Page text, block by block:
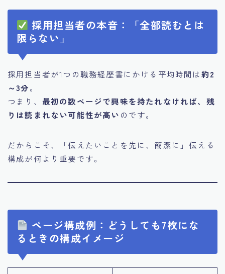
採用担当者の本音：「全部読むとは
限らない」
採用担当者が1つの職務経歴書にかける平均時間は約2
～3分。
つまり、 最初の数ページで興味を持たれなければ、残
りは読まれない可能性が高い のです。
だからこそ、「伝えたいことを先に、簡潔に」伝える
構成が何より重要です。
ページ構成例：どうしても7枚にな
るときの構成イメージ